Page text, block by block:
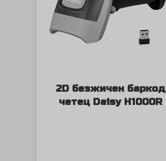
2D безжичен баркод
четец Daisy H1000R